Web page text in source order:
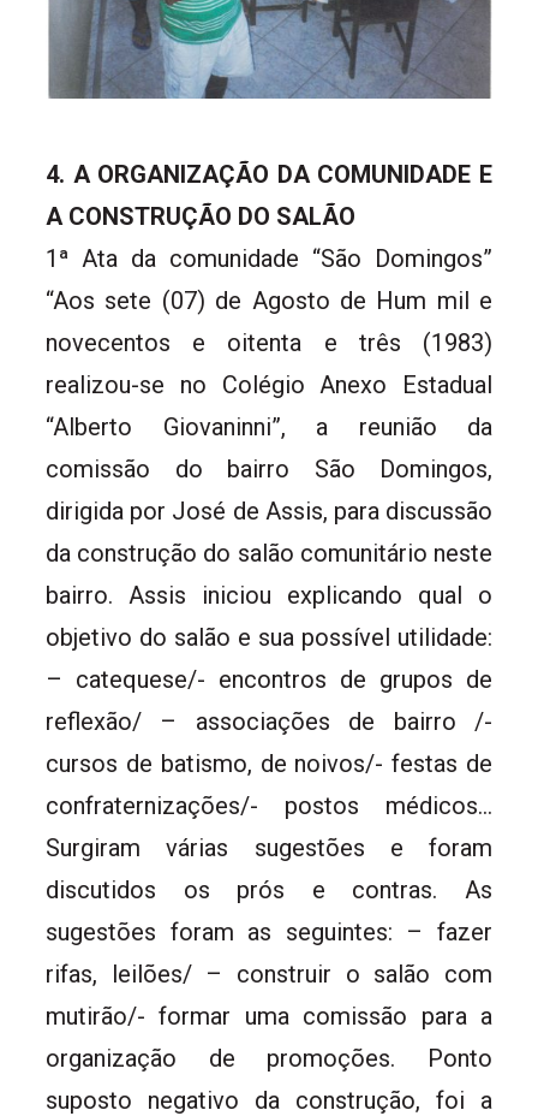
4. A ORGANIZAÇÃO DA COMUNIDADE E
A CONSTRUÇÃO DO SALÃO
1ª Ata da comunidade “São Domingos”
“Aos sete (07) de Agosto de Hum mil e
novecentos e oitenta e três (1983)
realizou-se no Colégio Anexo Estadual
“Alberto Giovaninni”, a reunião da
comissão do bairro São Domingos,
dirigida por José de Assis, para discussão
da construção do salão comunitário neste
bairro. Assis iniciou explicando qual o
objetivo do salão e sua possível utilidade:
– catequese/- encontros de grupos de
reflexão/ – associações de bairro /-
cursos de batismo, de noivos/- festas de
confraternizações/- postos médicos…
Surgiram várias sugestões e foram
discutidos os prós e contras. As
sugestões foram as seguintes: – fazer
rifas, leilões/ – construir o salão com
mutirão/- formar uma comissão para a
organização de promoções. Ponto
suposto negativo da construção, foi a